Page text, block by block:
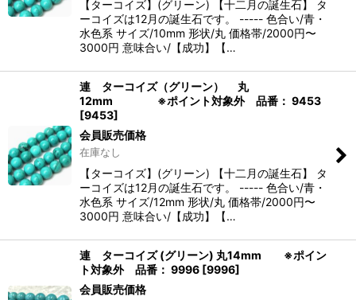
【ターコイズ】(グリーン) 【十二月の誕生石】 タ
ーコイズは12月の誕生石です。 ----- 色合い/青・
水色系 サイズ/10mm 形状/丸 価格帯/2000円〜
3000円 意味合い/【成功】【…
連 ターコイズ（グリーン） 丸
12mm ※ポイント対象外 品番： 9453
[9453]
会員販売価格
在庫なし
【ターコイズ】(グリーン) 【十二月の誕生石】 タ
ーコイズは12月の誕生石です。 ----- 色合い/青・
水色系 サイズ/12mm 形状/丸 価格帯/2000円〜
3000円 意味合い/【成功】【…
連 ターコイズ (グリーン) 丸14mm ※ポイン
ト対象外 品番： 9996 [9996]
会員販売価格